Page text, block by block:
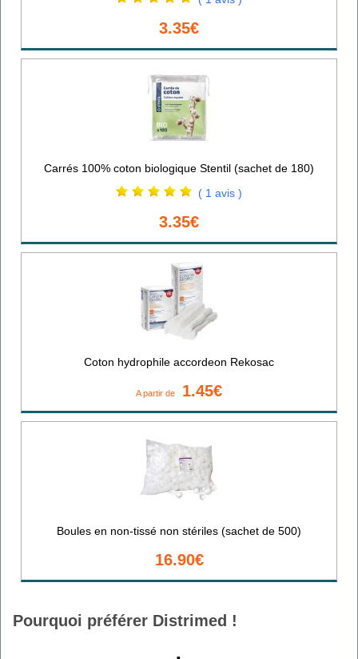
3.35€
Carrés 100% coton biologique Stentil (sachet de 180)
( 1 avis )
3.35€
Coton hydrophile accordeon Rekosac
A partir de 1.45€
Boules en non-tissé non stériles (sachet de 500)
16.90€
Pourquoi préférer Distrimed !